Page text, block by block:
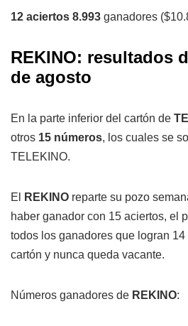
12 aciertos 8.993 ganadores
REKINO: resultados
de agosto
En la parte inferior del cartón de
otros 15 números, los cuales se
TELEKINO.
El REKINO reparte su pozo
haber ganador con 15 aciertos, el
todos los ganadores que logran
cartón y nunca queda vacante.
Números ganadores de REKINO: